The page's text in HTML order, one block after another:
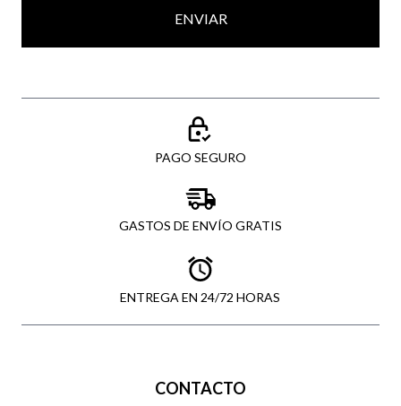
ENVIAR
PAGO SEGURO
GASTOS DE ENVÍO GRATIS
ENTREGA EN 24/72 HORAS
CONTACTO